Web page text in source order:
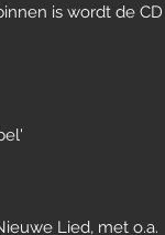
is wordt de CD
Lied, met o.a.